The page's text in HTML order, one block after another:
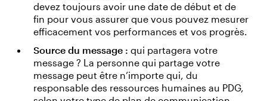
devez toujours avoir une date de début et de
fin pour vous assurer que vous pouvez mesurer
efficacement vos performances et vos progrès.
Source du message : qui partagera votre
message ? La personne qui partage votre
message peut être n’importe qui, du
responsable des ressources humaines au PDG,